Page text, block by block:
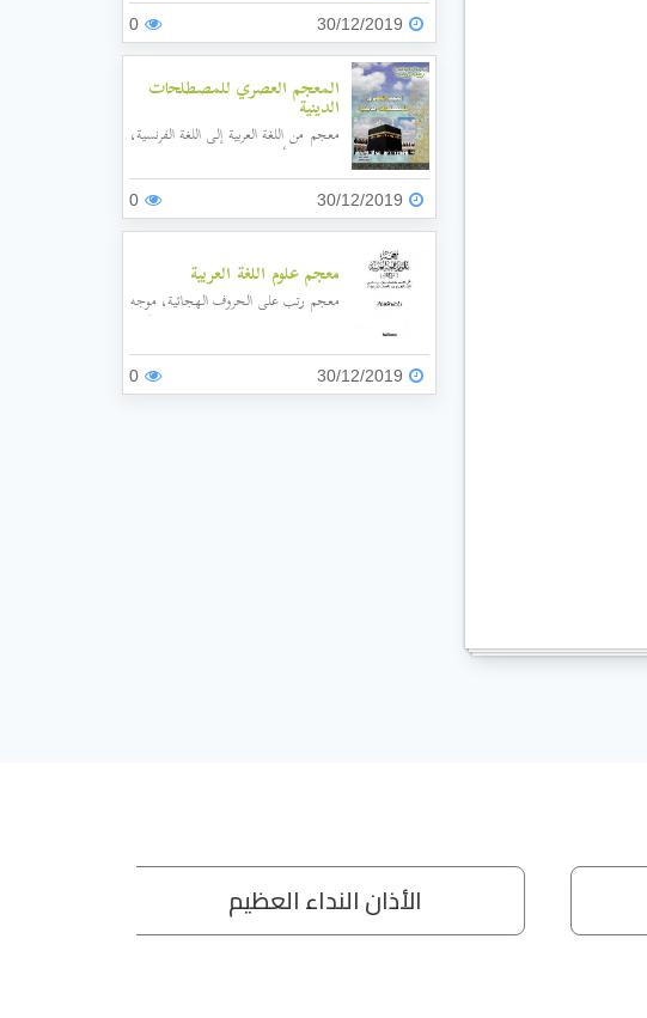
30/12/2019
0
المعجم العصري للمصطلحات
الدينية
معجم من اللغة العربية إلى اللغة الفرنسية،
يتضمن أشهر المصطلحات الدينية
وترجماتها، ومرتبة على حروف المعجم.
30/12/2019
0
معجم علوم اللغة العربية
معجم رتب على الحروف الهجائية، موجه
إلى المشتغلين بالدراسات العربية، ليكون
والصرف والبلاغة وفقه اللغة والنقد الأدبي.30/12/2019
0